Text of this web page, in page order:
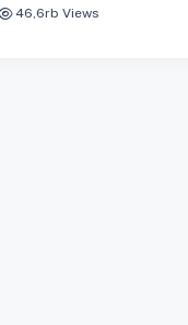
46,6rb Views